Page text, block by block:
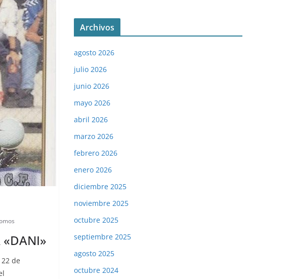
«DANI»
de
Archivos
agosto 2026
julio 2026
junio 2026
mayo 2026
abril 2026
marzo 2026
febrero 2026
enero 2026
diciembre 2025
noviembre 2025
octubre 2025
septiembre 2025
agosto 2025
octubre 2024